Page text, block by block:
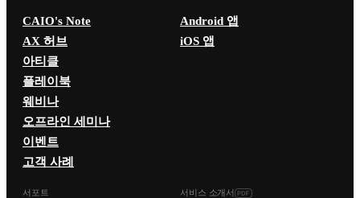
CAIO's Note
AX 허브
아티클
플레이북
웨비나
오프라인 세미나
이벤트
고객 사례
Android 앱
iOS 앱
서포트 서비스 소개서